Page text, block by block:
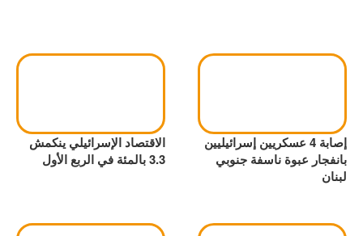
إصابة 4 عسكريين إسرائيليين
بانفجار عبوة ناسفة جنوبي
لبنان
الاقتصاد الإسرائيلي ينكمش
3.3 بالمئة في الربع الأول